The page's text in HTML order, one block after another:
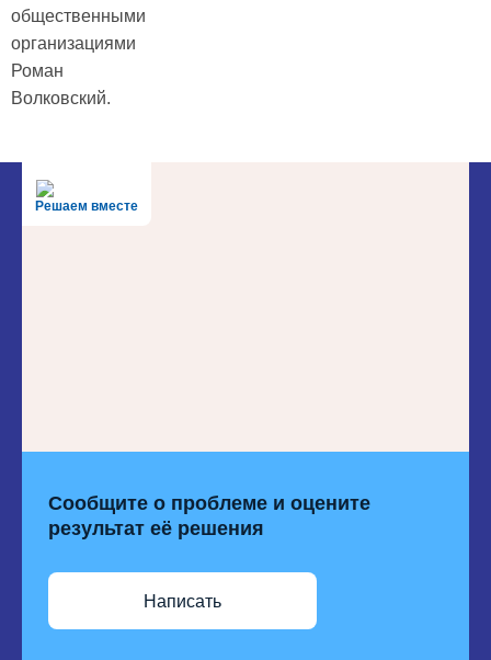
общественными
организациями
Роман
Волковский.
Решаем вместе
Сообщите о проблеме и оцените
результат её решения
Написать